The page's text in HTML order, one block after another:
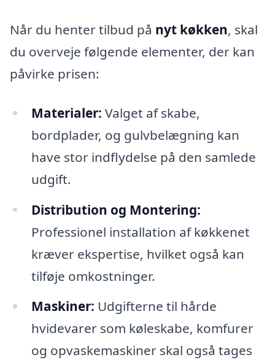
Når du henter tilbud på nyt køkken, skal
du overveje følgende elementer, der kan
påvirke prisen:
Materialer: Valget af skabe,
bordplader, og gulvbelægning kan
have stor indflydelse på den samlede
udgift.
Distribution og Montering:
Professionel installation af køkkenet
kræver ekspertise, hvilket også kan
tilføje omkostninger.
Maskiner: Udgifterne til hårde
hvidevarer som køleskabe, komfurer
og opvaskemaskiner skal også tages